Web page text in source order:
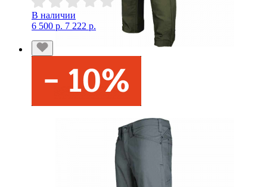
В наличии
6 500 р. 7 222 р.